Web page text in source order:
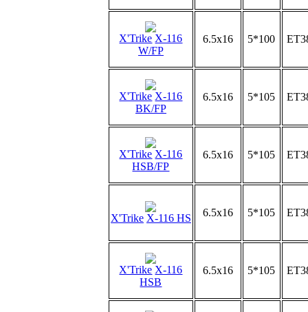
X'Trike X-116
W/FP
6.5x16 5*100
X'Trike X-116
BK/FP
6.5x16 5*105
X'Trike X-116
HSB/FP
6.5x16 5*105
X'Trike X-116 HS 6.5x16 5*105
X'Trike X-116
HSB
6.5x16 5*105